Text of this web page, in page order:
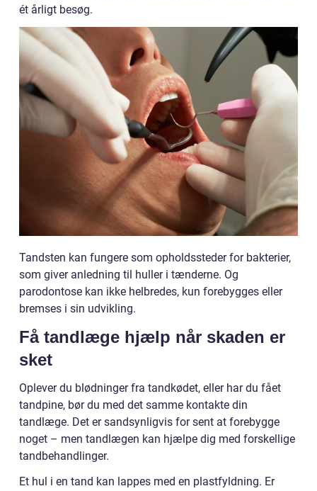
ét årligt besøg.
Tandsten kan fungere som opholdssteder for bakterier,
som giver anledning til huller i tænderne. Og
parodontose kan ikke helbredes, kun forebygges eller
bremses i sin udvikling.
Få tandlæge hjælp når skaden er
sket
Oplever du blødninger fra tandkødet, eller har du fået
tandpine, bør du med det samme kontakte din
tandlæge. Det er sandsynligvis for sent at forebygge
noget – men tandlægen kan hjælpe dig med forskellige
tandbehandlinger.
Et hul i en tand kan lappes med en plastfyldning. Er